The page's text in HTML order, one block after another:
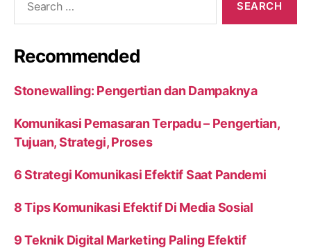
Recommended
Stonewalling: Pengertian dan Dampaknya
Komunikasi Pemasaran Terpadu – Pengertian,
Tujuan, Strategi, Proses
6 Strategi Komunikasi Efektif Saat Pandemi
8 Tips Komunikasi Efektif Di Media Sosial
9 Teknik Digital Marketing Paling Efektif